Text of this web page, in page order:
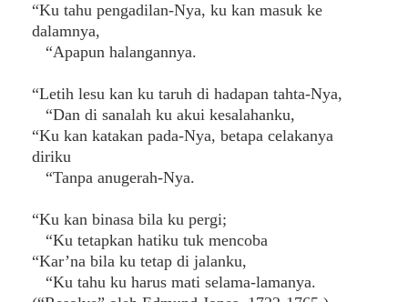
“Ku tahu pengadilan-Nya, ku kan masuk ke
dalamnya,
“Apapun halangannya.
“Letih lesu kan ku taruh di hadapan tahta-Nya,
“Dan di sanalah ku akui kesalahanku,
“Ku kan katakan pada-Nya, betapa celakanya
diriku
“Tanpa anugerah-Nya.
“Ku kan binasa bila ku pergi;
“Ku tetapkan hatiku tuk mencoba
“Kar’na bila ku tetap di jalanku,
“Ku tahu ku harus mati selama-lamanya.